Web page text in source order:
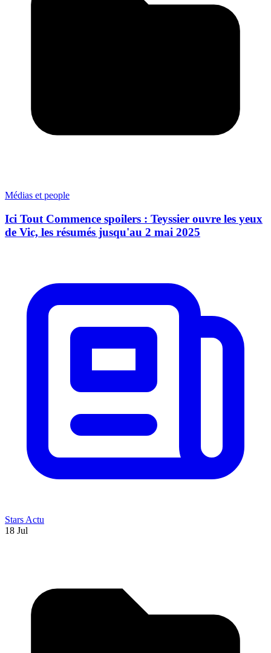
Médias et people
Ici Tout Commence spoilers : Teyssier ouvre les yeux
de Vic, les résumés jusqu'au 2 mai 2025
Stars Actu
18 Jul